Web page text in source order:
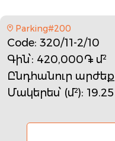
Parking#200
Code: 320/11-2/10
Գին՝: 420,000֏ մ²
Ընդհանուր արժեք
Մակերես՝ (մ²): 19.25